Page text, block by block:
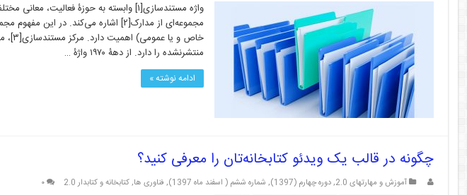
واژه مستندسازی[۱] وابسته به حوزۀ
مجموعه‌ای از مدارک[۲] اشاره می‌کند. در
خاص
منتشرنشده را دارد. از دهۀ ۱۹۷۰ واژۀ …
ادامه نوشته »
چگونه در قالب یک ویدئو کتابخانه‌تان را معرفی کنید؟
آموزش و مهارتهای 2.0 ,دوره چهارم (1397) , شماره ششم ( اسفند ماه 1397) , فناوری ها,کتابخانه و کتابدار 2.0 ۰